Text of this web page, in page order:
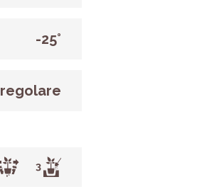
-25°
regolare